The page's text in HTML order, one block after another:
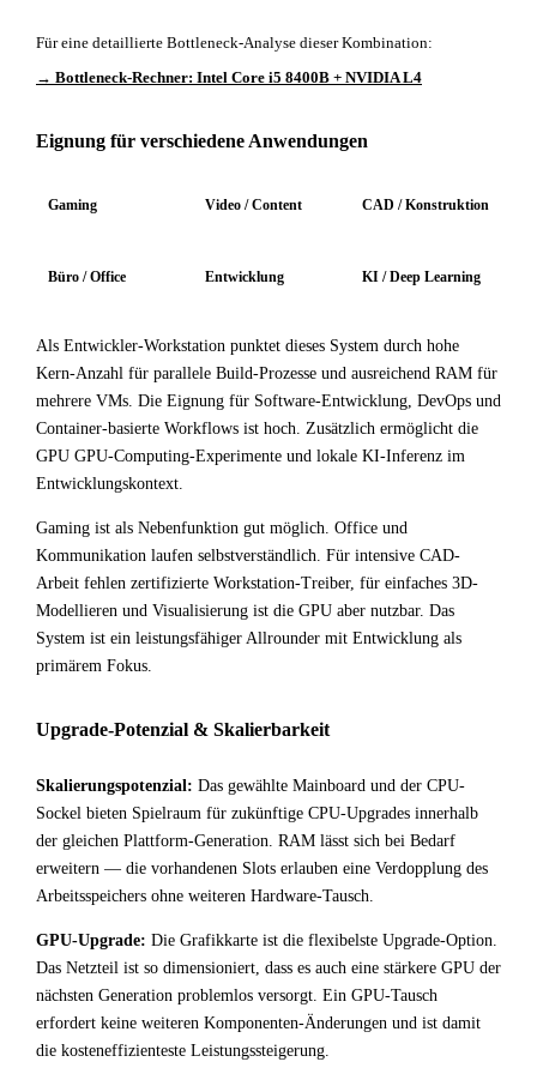
Für eine detaillierte Bottleneck-Analyse dieser Kombination:
→ Bottleneck-Rechner: Intel Core i5 8400B + NVIDIA L4
Eignung für verschiedene Anwendungen
Gaming Video / Content CAD / Konstruktion
Büro / Office Entwicklung KI / Deep Learning
Als Entwickler-Workstation punktet dieses System durch hohe
Kern-Anzahl für parallele Build-Prozesse und ausreichend RAM für
mehrere VMs. Die Eignung für Software-Entwicklung, DevOps und
Container-basierte Workflows ist hoch. Zusätzlich ermöglicht die
GPU GPU-Computing-Experimente und lokale KI-Inferenz im
Entwicklungskontext.
Gaming ist als Nebenfunktion gut möglich. Office und
Kommunikation laufen selbstverständlich. Für intensive CAD-
Arbeit fehlen zertifizierte Workstation-Treiber, für einfaches 3D-
Modellieren und Visualisierung ist die GPU aber nutzbar. Das
System ist ein leistungsfähiger Allrounder mit Entwicklung als
primärem Fokus.
Upgrade-Potenzial & Skalierbarkeit
Skalierungspotenzial: Das gewählte Mainboard und der CPU-
Sockel bieten Spielraum für zukünftige CPU-Upgrades innerhalb
der gleichen Plattform-Generation. RAM lässt sich bei Bedarf
erweitern — die vorhandenen Slots erlauben eine Verdopplung des
Arbeitsspeichers ohne weiteren Hardware-Tausch.
GPU-Upgrade: Die Grafikkarte ist die flexibelste Upgrade-Option.
Das Netzteil ist so dimensioniert, dass es auch eine stärkere GPU der
nächsten Generation problemlos versorgt. Ein GPU-Tausch
erfordert keine weiteren Komponenten-Änderungen und ist damit
die kosteneffizienteste Leistungssteigerung.